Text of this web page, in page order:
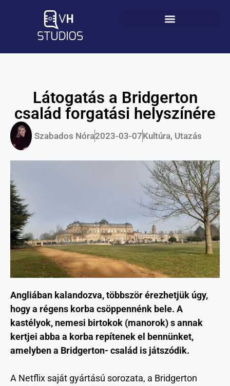
Látogatás a Bridgerton
család forgatási helyszínére
Szabados Nóra2023-03-07Kultúra, Utazás
Angliában kalandozva, többször érezhetjük úgy,
hogy a régens korba csöppennénk bele. A
kastélyok, nemesi birtokok (manorok) s annak
kertjei abba a korba repítenek el bennünket,
amelyben a Bridgerton- család is játszódik.
A Netflix saját gyártású sorozata, a Bridgerton